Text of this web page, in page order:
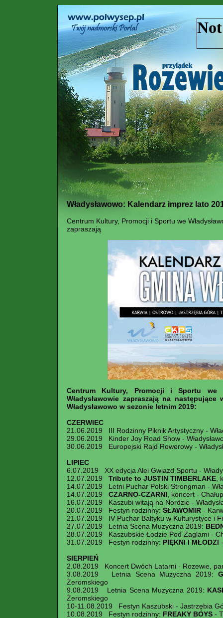
Władysławowo: Kalendarz imprez lato
Centrum Kultury, Promocji i Sportu we
zapraszają
Centrum Kultury, Promocji i Sportu we
Władysławowie zapraszają na
Władysławowo w sezonie letnim 2019:
CZERWIEC
21.06.2019 III Rodzinny Piknik Artystyczny -
29.06.2019 Kinder Joy Road Show -
30.06.2019 Europejski Rajd Rowerowy -
LIPIEC
6.07.2019 XX edycja Alei Gwiazd Sportu -
12.07.2019 Tribute to JUSTIN TIMBERLAKE,
14.07.2019 Letni Puchar Polski Strongman -
14.07.2019 CZARNO-CZARNI, koncert -
16.07.2019 Kaszubi witają na Nordzie -
20.07.2019 Festyn rodzinny: SŁAWOMIR -
21.07.2019 IV Puchar Bałtyku w Kulturystyce i
27.07.2019 Letnia Scena Muzyczna 2019:
28.07.2019 Kaszubskie Łodzie Pod Żaglami -
31.07.2019 Festyn rodzinny: PIĘKNI I MŁODZI
SIERPIEŃ
2.08.2019 Koncert Dwóch Latarni - Rozewie,
3.08.2019 Letnia Scena Muzyczna 2019:
Żeromskiego
9.08.2019 Letnia Scena Muzyczna 2019:
Żeromskiego
10-11.08.2019 Festyn Kaszubski - Jastrzębia
10.08.2019 Festyn rodzinny: FREAKY BOYS -